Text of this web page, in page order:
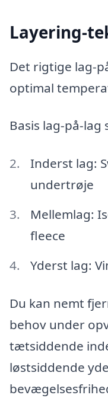
Layering-
Det rigtige lag-
optimal
Basis lag-på-lag
Inderst lag:
undertrøje
Mellemlag:
fleece
Yderst lag:
Du kan nemt
behov under
tætsiddende
løstsiddende